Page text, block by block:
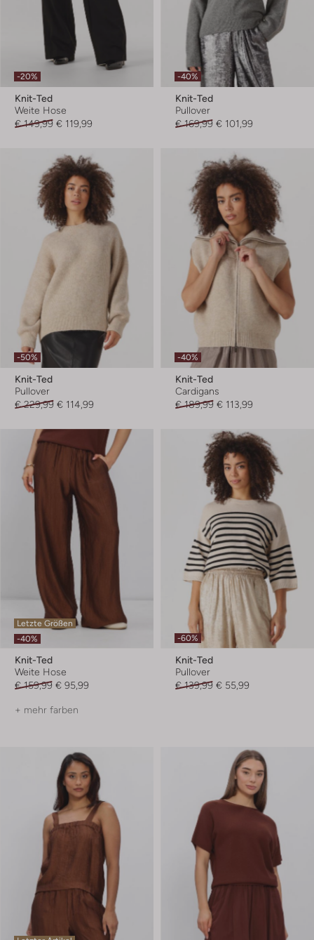
-20%
Knit-Ted
Weite Hose
€ 149,99 € 119,99
-40%
Knit-Ted
Pullover
€ 169,99 € 101,99
-50%
Knit-Ted
Pullover
€ 229,99 € 114,99
-40%
Knit-Ted
Cardigans
€ 189,99 € 113,99
Letzte Größen
-40%
Knit-Ted
Weite Hose
€ 159,99 € 95,99
+ mehr farben
-60%
Knit-Ted
Pullover
€ 139,99 € 55,99